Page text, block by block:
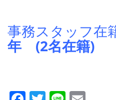
事務スタッフ在
年 (2名在籍)